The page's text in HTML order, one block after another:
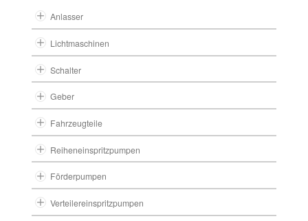
Anlasser
Lichtmaschinen
Schalter
Geber
Fahrzeugteile
Reiheneinspritzpumpen
Förderpumpen
Verteilereinspritzpumpen